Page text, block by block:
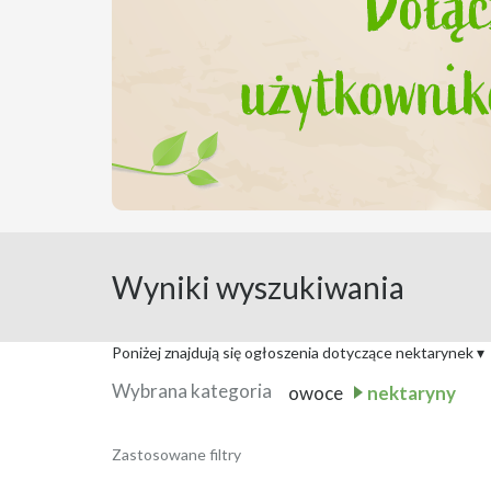
Wyniki wyszukiwania
Poniżej znajdują się ogłoszenia dotyczące nektarynek▾
Sprzedam Nektaryny
Wybrana kategoria owoce nektaryny
Zastosowane filtry